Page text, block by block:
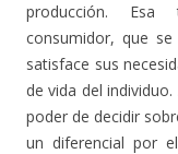
producción. Esa
consumidor, que
satisface sus
de vida del
poder de decidir
un diferencial por